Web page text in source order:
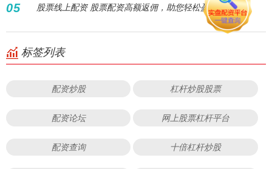
05 股票线上配资 股票配资高额返佣，助您轻松盈利！
标签列表
配资炒股 杠杆炒股股票
配资论坛 网上股票杠杆平台
配资查询 十倍杠杆炒股